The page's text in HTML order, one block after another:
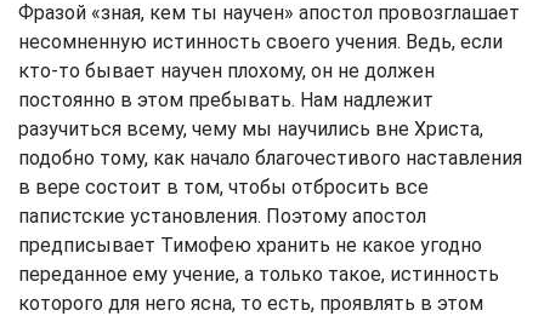
Фразой «зная, кем ты научен» апостол провозглашает
несомненную истинность своего учения. Ведь, если
кто-то бывает научен плохому, он не должен
постоянно в этом пребывать. Нам надлежит
разучиться всему, чему мы научились вне Христа,
подобно тому, как начало благочестивого наставления
в вере состоит в том, чтобы отбросить все
папистские установления. Поэтому апостол
предписывает Тимофею хранить не какое угодно
переданное ему учение, а только такое, истинность
которого для него ясна, то есть, проявлять в этом